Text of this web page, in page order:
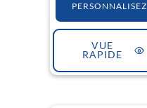
PERSONNALISEZ
VUE
RAPIDE